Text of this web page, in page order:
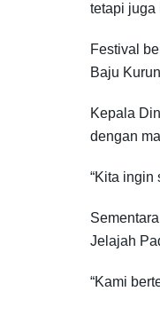
tetapi juga
Festival
Baju
Kepala
dengan
“Kita ingin
Jelajah
“Kami